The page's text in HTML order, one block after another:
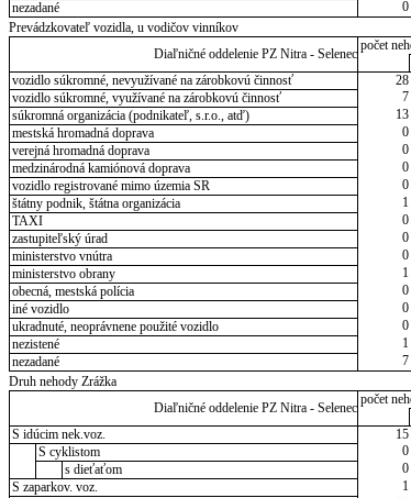
nezadané
0
Prevádzkovateľ vozidla, u vodičov vinníkov
Diaľničné oddelenie PZ Nitra - Selenec
počet
vozidlo súkromné, nevyužívané na zárobkovú činnosť
28
vozidlo súkromné, využívané na zárobkovú činnosť
7
súkromná organizácia (podnikateľ, s.r.o., atď)
13
mestská hromadná doprava
0
verejná hromadná doprava
0
medzinárodná kamiónová doprava
0
vozidlo registrované mimo územia SR
0
štátny podnik, štátna organizácia
1
TAXI
0
zastupiteľský úrad
0
ministerstvo vnútra
0
ministerstvo obrany
1
obecná, mestská polícia
0
iné vozidlo
0
ukradnuté, neoprávnene použité vozidlo
0
nezistené
1
nezadané
7
Druh nehody Zrážka
Diaľničné oddelenie PZ Nitra - Selenec
počet
S idúcim nek.voz.
15
S cyklistom
0
s dieťaťom
0
S zaparkov. voz.
1